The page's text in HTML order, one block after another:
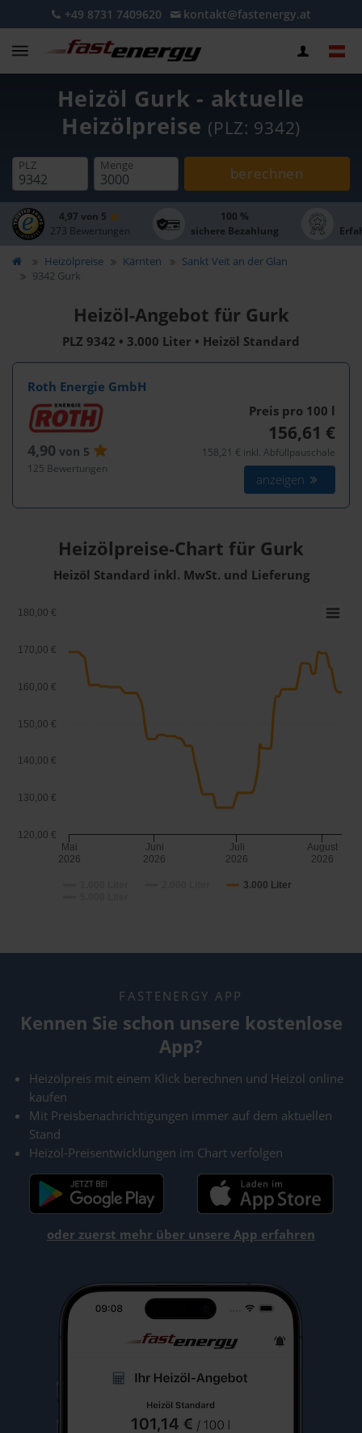
+49 8731 7409620 kontakt@fastenergy.at
Heizöl Gurk - aktuelle
Heizölpreise (PLZ: 9342)
PLZ Menge berechnen
4,97 von 5
273 Bewertungen
100 %
sichere Bezahlung
Heizölpreise Kärnten
Sankt Veit an der Glan
9342 Gurk
Heizöl-Angebot für Gurk
PLZ 9342 • 3.000 Liter • Heizöl Standard
Roth Energie GmbH
4,90 von 5
125 Bewertungen
Preis pro 100 l
156,61 €
158,21 € inkl. Abfüllpauschale
anzeigen
Heizölpreise-Chart für Gurk
Heizöl Standard inkl. MwSt. und Lieferung
3.000 Liter
Mai
2026
Juni
2026
Juli
2026
August
2026
120,00 €
130,00 €
140,00 €
150,00 €
160,00 €
170,00 €
180,00 €
FASTENERGY APP
Kennen Sie schon unsere kostenlose
App?
Heizölpreis mit einem Klick berechnen und Heizöl online
kaufen
Mit Preisbenachrichtigungen immer auf dem aktuellen
Stand
Heizöl-Preisentwicklungen im Chart verfolgen
oder zuerst mehr über unsere App erfahren